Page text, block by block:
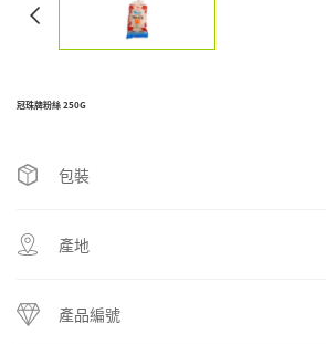
冠珠牌粉絲 250G
包裝
產地
產品編號